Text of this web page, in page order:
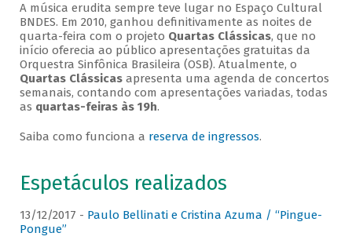
A música erudita sempre teve lugar no Espaço Cultural
BNDES. Em 2010, ganhou definitivamente as noites de
quarta-feira com o projeto Quartas Clássicas, que no
início oferecia ao público apresentações gratuitas da
Orquestra Sinfônica Brasileira (OSB). Atualmente, o
Quartas Clássicasapresenta uma agenda de concertos
semanais, contando com apresentações variadas, todas
as quartas-feiras às 19h.
Saiba como funciona a reserva de ingressos.
Espetáculos realizados
13/12/2017 - Paulo Bellinati e Cristina Azuma / “Pingue-
Pongue”